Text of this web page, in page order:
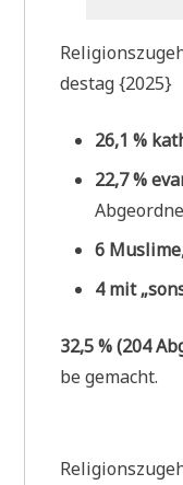
des­tag {2025}
26,1 %
22,7 %
6 Mus­li­me,
4 mit
32,5 % (204
be gemacht.